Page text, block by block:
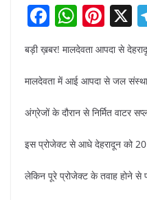
F
c
e
b
o
o
k
W
h
at
s
A
p
p
Pi
nt
er
e
st
X
बड़ी ख़बर! मालदेवता आपदा से
मालदेवता में आई आपदा से जल
अंग्रेजों के दौरान से निर्मित वाटर
इस प्रोजेक्ट से आधे देहरादून को 20
लेकिन पूरे प्रोजेक्ट के तवाह होने से